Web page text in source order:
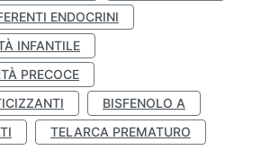
ENDOCRINI
INFANTILE
PRECOCE
BISFENOLO A
TELARCA PREMATURO